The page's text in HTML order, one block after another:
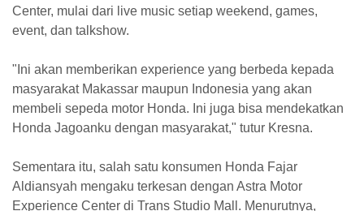
Center, mulai dari live music setiap weekend, games,
event, dan talkshow.
"Ini akan memberikan experience yang berbeda kepada
masyarakat Makassar maupun Indonesia yang akan
membeli sepeda motor Honda. Ini juga bisa mendekatkan
Honda Jagoanku dengan masyarakat," tutur Kresna.
Sementara itu, salah satu konsumen Honda Fajar
Aldiansyah mengaku terkesan dengan Astra Motor
Experience Center di Trans Studio Mall. Menurutnya,